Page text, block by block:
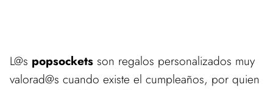
L@s popsockets son regalos personalizados muy
valorad@s cuando existe el cumpleaños, por quien